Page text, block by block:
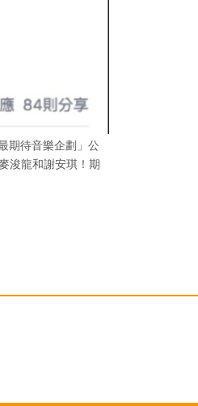
期待音樂企劃」公
浚龍和謝安琪！期